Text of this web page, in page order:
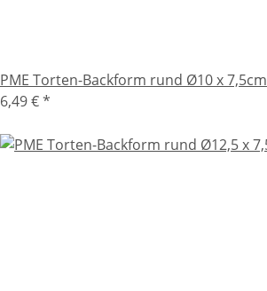
PME Torten-Backform rund Ø10 x 7,5cm
6,49 €*